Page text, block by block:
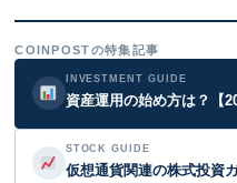
COINPOSTの特集記事
INVESTMENT GUIDE
資産運用の始め方は？【
STOCK GUIDE
仮想通貨関連の株式投資